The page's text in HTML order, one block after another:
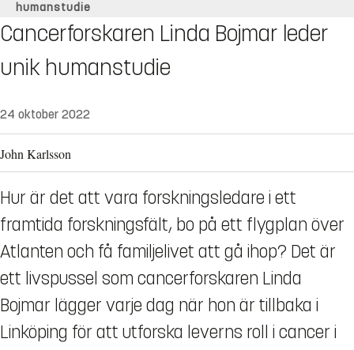
humanstudie
Cancerforskaren Linda Bojmar leder
unik humanstudie
24 oktober 2022
John Karlsson
Hur är det att vara forskningsledare i ett
framtida forskningsfält, bo på ett flygplan över
Atlanten och få familjelivet att gå ihop? Det är
ett livspussel som cancerforskaren Linda
Bojmar lägger varje dag när hon är tillbaka i
Linköping för att utforska leverns roll i cancer i